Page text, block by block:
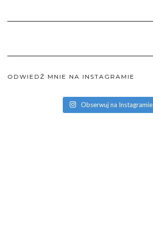
ODWIEDŹ MNIE NA INSTAGRAMIE
Obserwuj na Instagramie